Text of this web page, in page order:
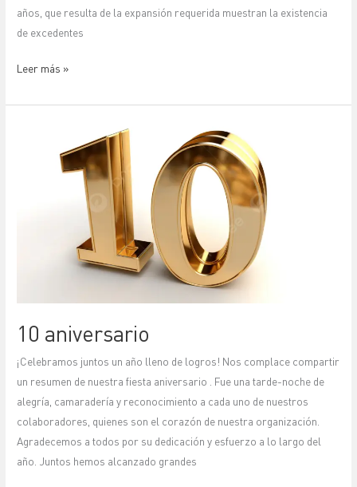
años, que resulta de la expansión requerida muestran la existencia
de excedentes
Leer más »
10 aniversario
¡Celebramos juntos un año lleno de logros! Nos complace compartir
un resumen de nuestra fiesta aniversario . Fue una tarde-noche de
alegría, camaradería y reconocimiento a cada uno de nuestros
colaboradores, quienes son el corazón de nuestra organización.
Agradecemos a todos por su dedicación y esfuerzo a lo largo del
año. Juntos hemos alcanzado grandes
aniversario